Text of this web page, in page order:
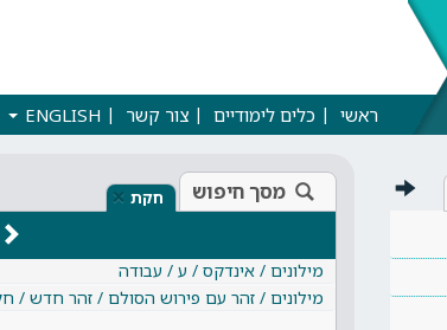
ראשי כלים לימודיים צור קשר ENGLISH
מסך חיפוש חקת ×
מילונים / אינדקס / ע / עבודה
מילונים / זהר עם פירוש הסולם / זהר חדש /